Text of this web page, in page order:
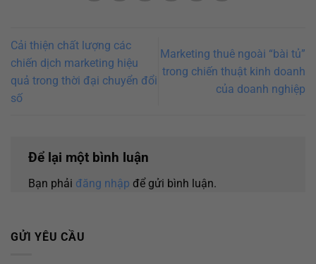
Cải thiện chất lượng các
chiến dịch marketing hiệu
quả trong thời đại chuyển đổi
số
Marketing thuê ngoài “bài tủ”
trong chiến thuật kinh doanh
của doanh nghiệp
Để lại một bình luận
Bạn phải đăng nhập để gửi bình luận.
GỬI YÊU CẦU